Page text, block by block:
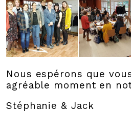
Nous espérons que
agréable moment en
Stéphanie & Jack